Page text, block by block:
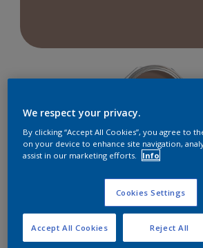
Produkte in diesem
LOS GEHTS
We respect your privacy.
By clicking “Accept All Cookies”, you agree to
on your device to enhance site navigation,
assist in our marketing efforts.
Info
Cookies Settings
Reject All
Accept All Cookies